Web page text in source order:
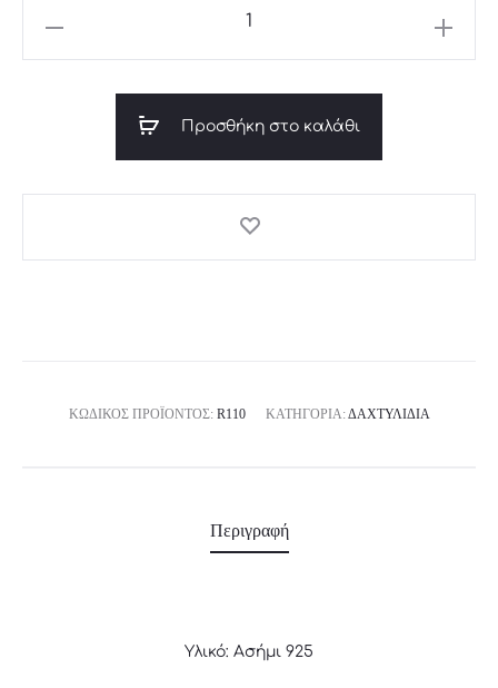
Προσθήκη στο καλάθι
ΚΩΔΙΚΌΣ ΠΡΟΪΌΝΤΟΣ: R110 ΚΑΤΗΓΟΡΊΑ:ΔΑΧΤΥΛΊΔΙΑ
Περιγραφή
Υλικό: Ασήμι 925